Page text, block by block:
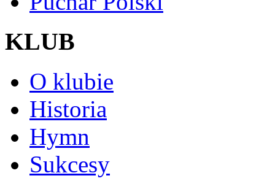
KLUB
O klubie
Historia
Hymn
Sukcesy